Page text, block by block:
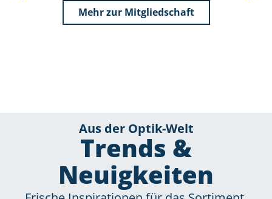
Mehr zur Mitgliedschaft
Aus der Optik-Welt
Trends &
Neuigkeiten